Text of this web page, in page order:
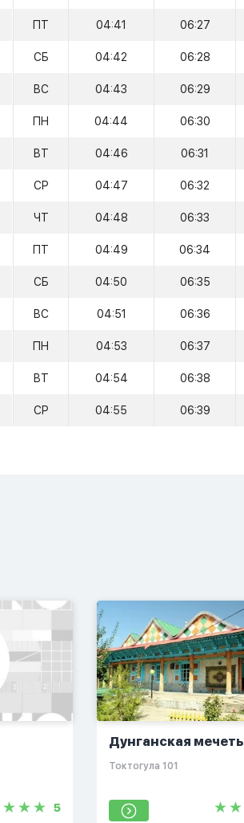
ПТ 04:41 06:27
СБ 04:42 06:28
ВС 04:43 06:29
ПН 04:44 06:30
ВТ 04:46 06:31
СР 04:47 06:32
ЧТ 04:48 06:33
ПТ 04:49 06:34
СБ 04:50 06:35
ВС 04:51 06:36
ПН 04:53 06:37
ВТ 04:54 06:38
СР 04:55 06:39
5
Дунганская мечеть
Токтогула 101